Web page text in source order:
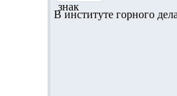
В институте горного